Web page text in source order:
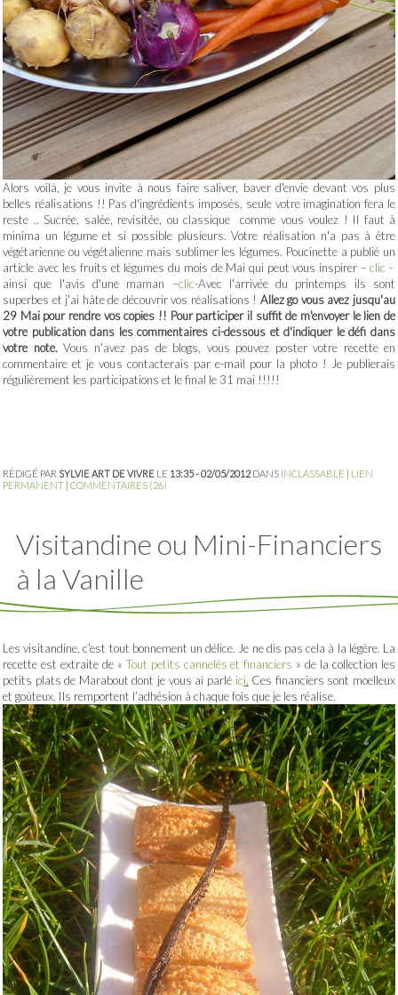
Alors voilà, je vous invite à nous faire saliver, baver d'envie devant vos plus
belles réalisations !! Pas d'ingrédients imposés, seule votre imagination fera le
reste .. Sucrée, salée, revisitée, ou classique comme vous voulez ! Il faut à
minima un légume et si possible plusieurs. Votre réalisation n'a pas à être
végétarienne ou végétalienne mais sublimer les légumes. Poucinette a publié un
article avec les fruits et légumes du mois de Mai qui peut vous inspirer –clic -
ainsi que l'avis d'une maman –clic-Avec l'arrivée du printemps ils sont
superbes et j'ai hâte de découvrir vos réalisations ! Allez go vous avez jusqu'au
29 Mai pour rendre vos copies !! Pour participer il suffit de m'envoyer le lien de
votre publication dans les commentaires ci-dessous et d'indiquer le défi dans
votre note.Vous n'avez pas de blogs, vous pouvez poster votre recette en
commentaire et je vous contacterais par e-mail pour la photo ! Je publierais
régulièrement les participations et le final le 31 mai !!!!!
RÉDIGÉ PAR SYLVIE ART DE VIVRE LE 13:35 - 02/05/2012DANS INCLASSABLE
LIEN
PERMANENT COMMENTAIRES (26)
Visitandine ou Mini-Financiers
à la Vanille
Les visitandine, c’est tout bonnement un délice. Je ne dis pas cela à la légère. La
recette est extraite de « Tout petits cannelés et financiers » de la collection les
petits plats de Marabout dont je vous ai parlé ici. Ces financiers sont moelleux
et goûteux. Ils remportent l’adhésion à chaque fois que je les réalise.